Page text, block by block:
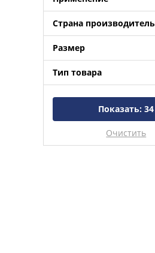
Страна производитель
Размер
Тип товара
Показать:34
Очистить